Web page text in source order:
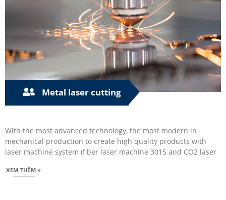
Metal laser cutting
With the most advanced technology, the most modern in
mechanical production to create high quality products with
laser machine system (fiber laser machine 3015 and CO2 laser
XEM THÊM »